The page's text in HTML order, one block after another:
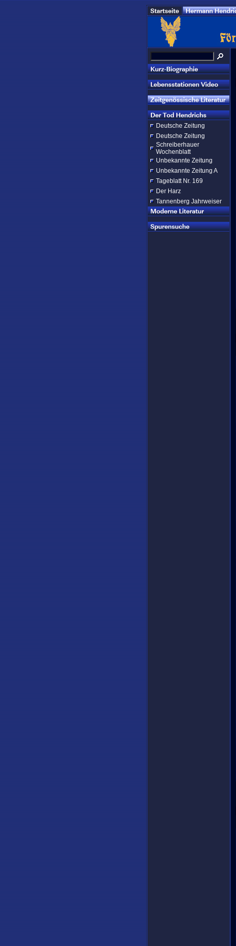
Deutsche Zeitung
Deutsche Zeitung
Schreiberhauer
Wochenblatt
Unbekannte Zeitung
Unbekannte Zeitung A
Tageblatt Nr. 169
Der Harz
Tannenberg Jahrweiser